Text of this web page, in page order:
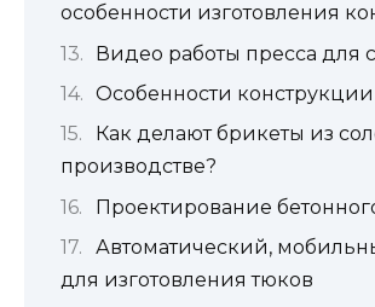
особенности изготовления
Видео работы пресса для
Особенности конструкции
Как делают брикеты из
производстве?
Проектирование
Автоматический,
для изготовления тюков